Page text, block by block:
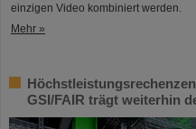
einzigen Video kombiniert werden.
Mehr »
GSI/FAIR trägt weiterhin